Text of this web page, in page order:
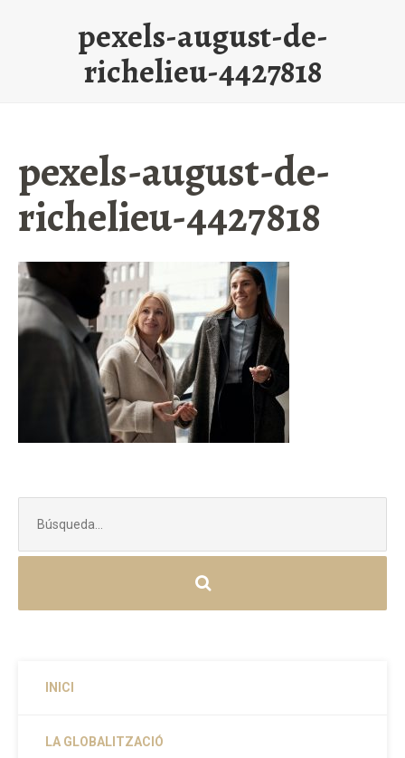
pexels-august-de-
richelieu-4427818
pexels-august-de-
richelieu-4427818
INICI
LA GLOBALITZACIÓ